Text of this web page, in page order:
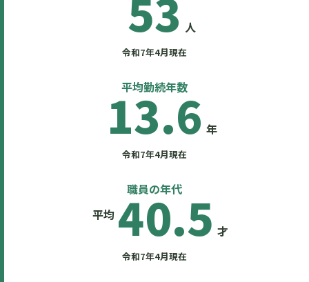
人
令和7年4月現在
平均勤続年数
13.6 年
令和7年4月現在
職員の年代
平均 40.5 才
令和7年4月現在